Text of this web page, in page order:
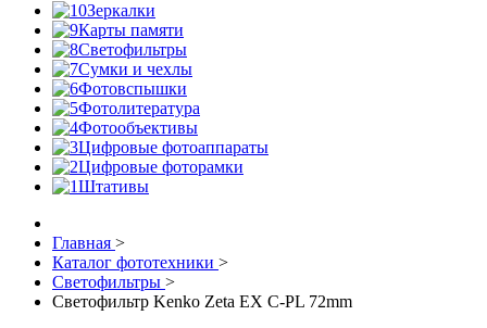
Зеркалки
Карты памяти
Светофильтры
Сумки и чехлы
Фотовспышки
Фотолитература
Фотообъективы
Цифровые фотоаппараты
Цифровые фоторамки
Штативы
Главная >
Каталог фототехники >
Светофильтры >
Светофильтр Kenko Zeta EX C-PL 72mm